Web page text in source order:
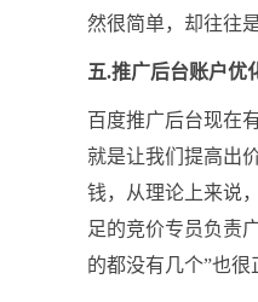
然很简单，却往往
五.推广后台账户优
百度推广后台现在
就是让我们提高出
钱，从理论上来说
足的竞价专员负责
的都没有几个”也很